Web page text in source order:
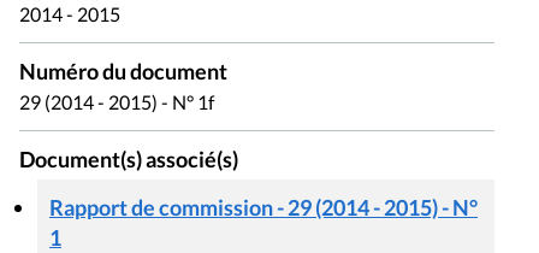
2014 - 2015
Numéro du document
29 (2014 - 2015) - N° 1f
Document(s) associé(s)
Rapport de commission - 29 (2014 - 2015) - N°
1